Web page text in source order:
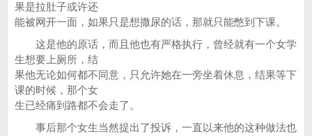
果是拉肚子或许还
能被网开一面，如果只是想撒尿的话，那就只能憋到下课。
这是他的原话，而且他也有严格执行，曾经就有一个女学
生想要上厕所，结
果他无论如何都不同意，只允许她在一旁坐着休息，结果等下
课的时候，那个女
生已经痛到路都不会走了。
事后那个女生当然提出了投诉，一直以来他的这种做法也